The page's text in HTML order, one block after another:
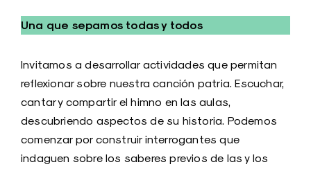
Una que sepamos todas y todos
Invitamos a desarrollar actividades que permitan
reflexionar sobre nuestra canción patria. Escuchar,
cantar y compartir el himno en las aulas,
descubriendo aspectos de su historia. Podemos
comenzar por construir interrogantes que
indaguen sobre los saberes previos de las y los